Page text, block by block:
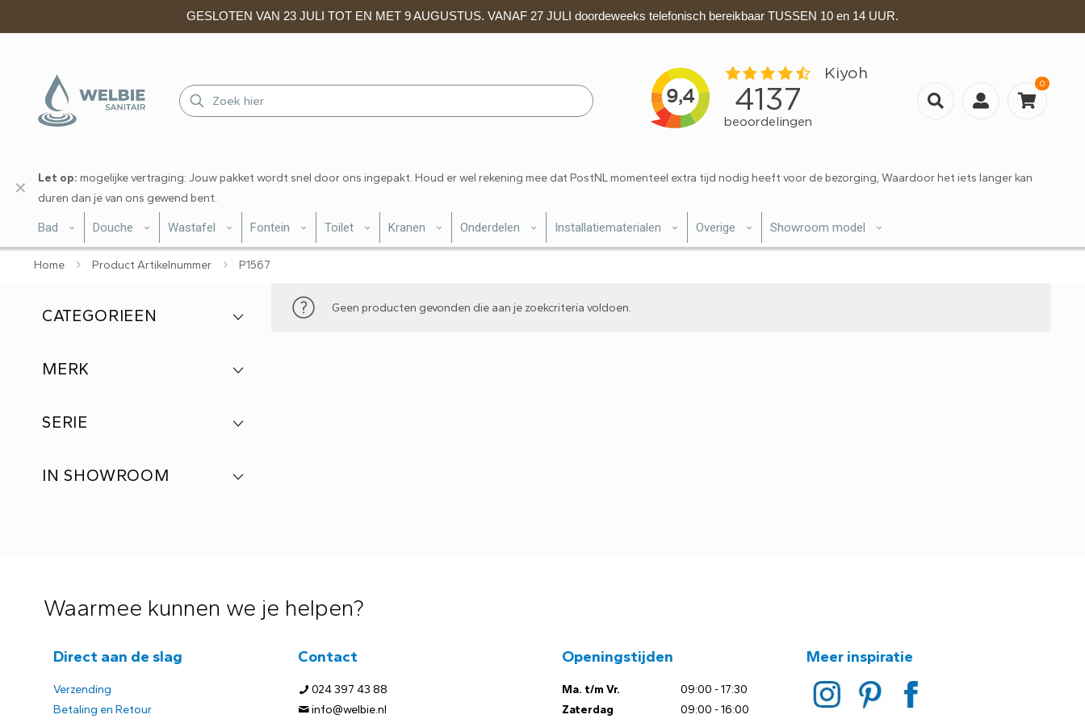
GESLOTEN VAN 23 JULI TOT EN MET 9 AUGUSTUS. VANAF 27 JULI doordeweeks telefonisch bereikbaar TUSSEN 10 en 14 UUR.
0
Let op: mogelijke vertraging: Jouw pakket wordt snel door ons ingepakt. Houd er wel rekening mee dat PostNL momenteel extra tijd nodig heeft voor de bezorging, Waardoor het iets langer kan
duren dan je van ons gewend bent.
✕
Bad Douche Wastafel Fontein Toilet Kranen Onderdelen Installatiematerialen Overige Showroom model
Home Product Artikelnummer P1567
Geen producten gevonden die aan je zoekcriteria voldoen.
CATEGORIEEN
MERK
SERIE
IN SHOWROOM
Waarmee kunnen we je helpen?
Direct aan de slag
Verzending
Betaling en Retour
Contact
024 397 43 88
info@welbie.nl
Openingstijden
Ma. t/m Vr.
Zaterdag
09:00 - 17:30
09:00 - 16:00
Meer inspiratie